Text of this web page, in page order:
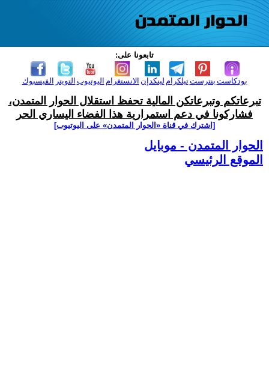
تابعونا على:
الفيسبوك التويتر اليوتيوب الانستغرام لينكدإن تيلكرامبنترست بودكاست
تبرعاتكم وتبرعاتكن المالية تحفظ استقلال الحوار المتمدن،
فشاركونا في دعم استمرارية هذا الفضاء اليساري الحر
[اشترك في قناة ‫«الحوار المتمدن» على اليوتيوب]
الحوار المتمدن - موبايل
الموقع الرئيسي